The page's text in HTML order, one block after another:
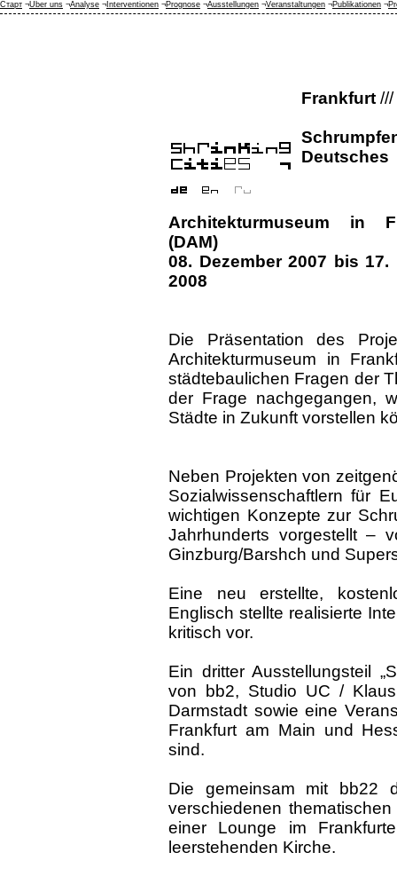
Frankfurt ///
Deutsches
Architekturmuseum in
(DAM)
08. Dezember 2007 bis 17.
2008
Die Präsentation des
Architekturmuseum in
städtebaulichen Fragen der
der Frage nachgegangen,
Städte in Zukunft vorstellen
Neben Projekten von
Sozialwissenschaftlern für
wichtigen Konzepte zur
Jahrhunderts vorgestellt –
Ginzburg/Barshch und
Eine neu erstellte,
Englisch stellte realisierte
kritisch vor.
Ein dritter Ausstellungsteil
von bb2, Studio UC /
Darmstadt sowie eine
Frankfurt am Main und
sind.
Die gemeinsam mit bb22
verschiedenen
einer Lounge im
leerstehenden Kirche.
Старт ¬Über uns ¬Analyse ¬ Interventionen ¬Prognose ¬Ausstellungen ¬Veranstaltungen ¬Publikationen ¬